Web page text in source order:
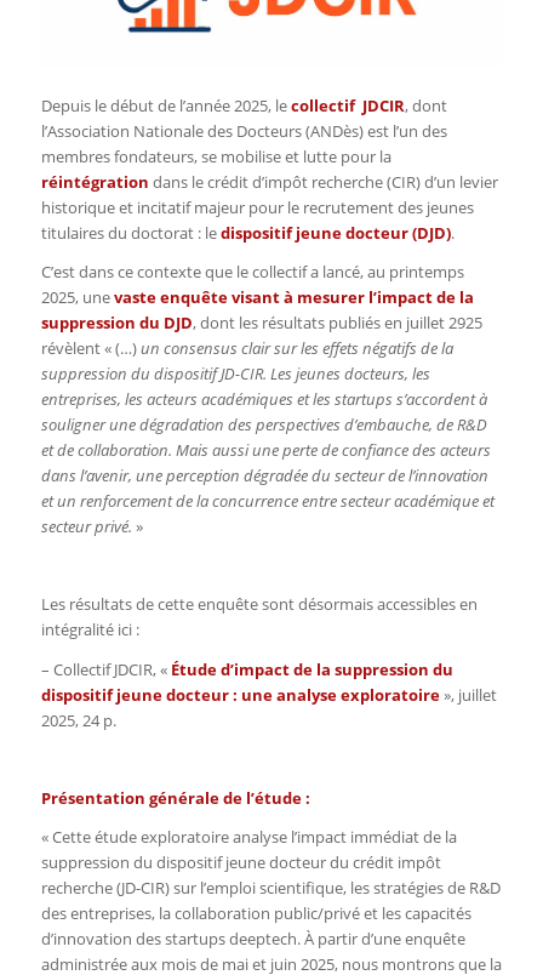
Depuis le début de l’année 2025, lecollectif JDCIR, dont
l’Association Nationale des Docteurs (ANDès) est l’un des
membres fondateurs, se mobilise et lutte pour la
réintégration dans le crédit d’impôt recherche (CIR) d’un levier
historique et incitatif majeur pour le recrutement des jeunes
titulaires du doctorat : ledispositif jeune docteur (DJD).
C’est dans ce contexte que le collectif a lancé, au printemps
2025, unevaste enquête visant à mesurer l’impact de la
suppression du DJD, dont les résultats publiés en juillet 2925
révèlent « (…)un consensus clair sur les effets négatifs de la
suppression du dispositif JD-CIR. Les jeunes docteurs, les
entreprises, les acteurs académiques et les startups s’accordent à
souligner une dégradation des perspectives d’embauche, de R&D
et de collaboration. Mais aussi une perte de confiance des acteurs
dans l’avenir, une perception dégradée du secteur de l’innovation
et un renforcement de la concurrence entre secteur académique et
secteur privé. »
Les résultats de cette enquête sont désormais accessibles en
intégralité ici :
– Collectif JDCIR, « Étude d’impact de la suppression du
dispositif jeune docteur : une analyse exploratoire», juillet
2025, 24 p.
Présentation générale de l’étude :
« Cette étude exploratoire analyse l’impact immédiat de la
suppression du dispositif jeune docteur du crédit impôt
recherche (JD-CIR) sur l’emploi scientifique, les stratégies de R&D
des entreprises, la collaboration public/privé et les capacités
d’innovation des startups deeptech. À partir d’une enquête
administrée aux mois de mai et juin 2025, nous montrons que la